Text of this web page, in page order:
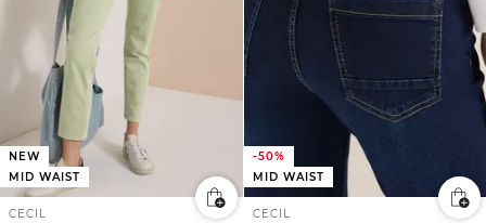
NEW
MID WAIST
CECIL
-50%
MID WAIST
CECIL